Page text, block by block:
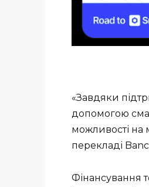
«Завдяки
допомогою
можливості на
перекладі
Фінансування